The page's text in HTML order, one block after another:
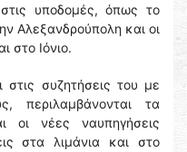
υποδομές, όπως το
Αλεξανδρούπολη και οι
στο Ιόνιο.
στις συζητήσεις του με
περιλαμβάνονται τα
οι νέες ναυπηγήσεις
στα λιμάνια και στο